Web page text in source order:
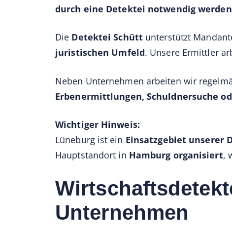
durch eine Detektei notwendig
Die Detektei Schüttunterstützt
juristischen Umfeld. Unsere Ermittler
Neben Unternehmen arbeiten wir
Erbenermittlungen, Schuldnersuche
Wichtiger Hinweis:
Lüneburg ist ein Einsatzgebiet unserer
Hauptstandort in Hamburg organisiert,
Unternehmen